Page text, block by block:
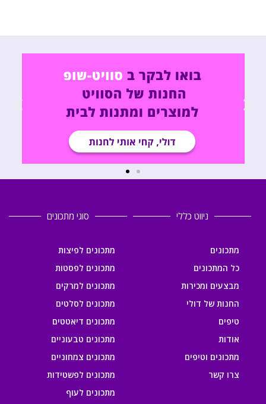
ניווט כללי
מתכונים
כל המתכונים
מבצעים ומכירות
החנות של דולי
טיפים
אודות
מתכונים וטיפים
צרו קשר
סוגי מתכונים
מתכונים לפיצות
מתכונים לפסטות
מתכונים למרקים
מתכונים לסלטים
מתכונים דיאטטים
מתכונים טבעוניים
מתכונים צמחוניים
מתכונים לפשטידות
מתכונים לעוף